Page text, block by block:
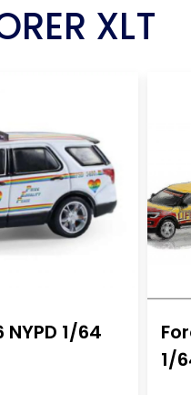
XLT
NYPD 1/64
1/